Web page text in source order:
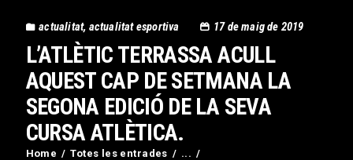
actualitat, actualitat esportiva 17 de maig de 2019
L’ATLÈTIC TERRASSA ACULL
AQUEST CAP DE SETMANA LA
SEGONA EDICIÓ DE LA SEVA
CURSA ATLÈTICA.
Home Totes les entrades
...
Voluntaris
Circuit Activa’t
Imatges
Curses
Blog
Contactar